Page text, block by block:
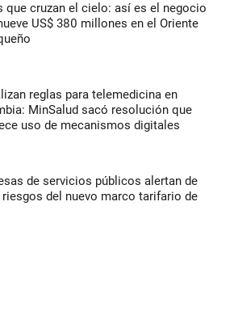
que cruzan el cielo: así es el negocio
US$ 380 millones en el Oriente
reglas para telemedicina en
MinSalud sacó resolución que
uso de mecanismos digitales
de servicios públicos alertan de
del nuevo marco tarifario de